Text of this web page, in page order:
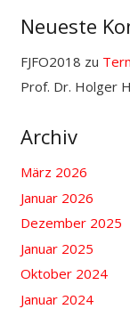
Neueste
FJFO2018 zu
Prof. Dr. Holger
Archiv
März 2026
Januar 2026
Dezember 2025
Januar 2025
Oktober 2024
Januar 2024